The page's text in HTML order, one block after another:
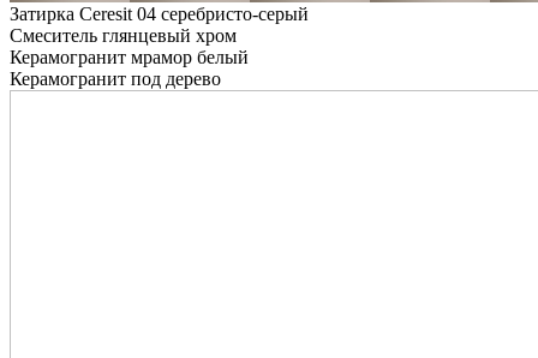
Затирка Ceresit 04 серебристо-серый
Смеситель глянцевый хром
Керамогранит мрамор белый
Керамогранит под дерево